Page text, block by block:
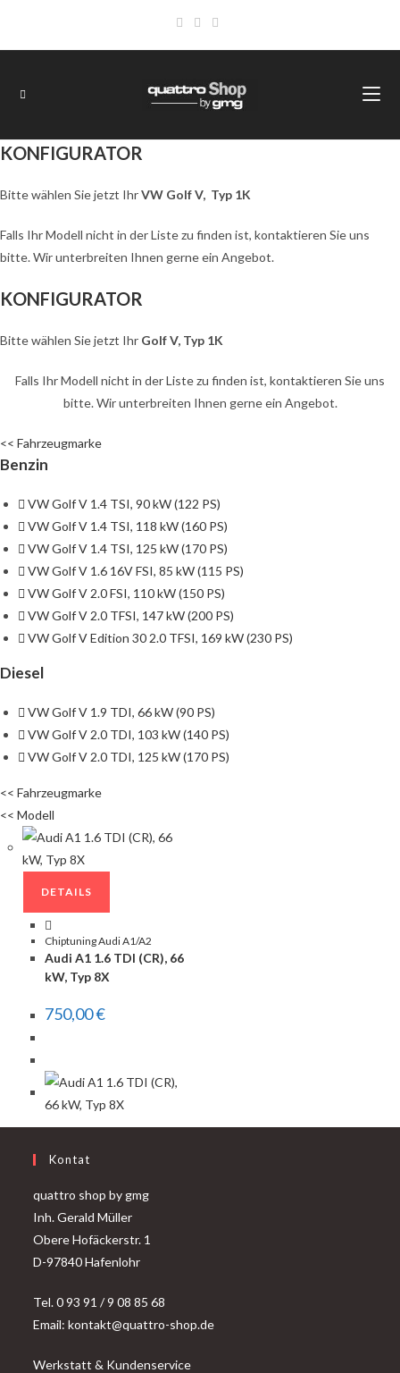
springen
KONFIGURATOR
Bitte wählen Sie jetzt IhrVW Golf V, Typ 1K
Falls Ihr Modell nicht in der Liste zu finden ist, kontaktieren Sie uns
bitte. Wir unterbreiten Ihnen gerne ein Angebot.
KONFIGURATOR
Bitte wählen Sie jetzt Ihr Golf V, Typ 1K
Falls Ihr Modell nicht in der Liste zu finden ist, kontaktieren Sie uns
bitte. Wir unterbreiten Ihnen gerne ein Angebot.
<< Fahrzeugmarke
Benzin
VW Golf V 1.4 TSI, 90 kW (122 PS)
VW Golf V 1.4 TSI, 118 kW (160 PS)
VW Golf V 1.4 TSI, 125 kW (170 PS)
VW Golf V 1.6 16V FSI, 85 kW (115 PS)
VW Golf V 2.0 FSI, 110 kW (150 PS)
VW Golf V 2.0 TFSI, 147 kW (200 PS)
VW Golf V Edition 30 2.0 TFSI, 169 kW (230 PS)
Diesel
VW Golf V 1.9 TDI, 66 kW (90 PS)
VW Golf V 2.0 TDI, 103 kW (140 PS)
VW Golf V 2.0 TDI, 125 kW (170 PS)
<< Fahrzeugmarke
<< Modell
DETAILS
Chiptuning Audi A1/A2
Audi A1 1.6 TDI (CR), 66
kW, Typ 8X
750,00€
Kontat
quattro shop by gmg
Inh. Gerald Müller
Obere Hofäckerstr. 1
D-97840 Hafenlohr
Tel. 0 93 91 / 9 08 85 68
Email: kontakt@quattro-shop.de
Werkstatt & Kundenservice